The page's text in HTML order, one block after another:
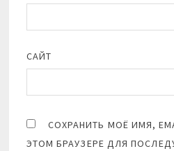
САЙТ
СОХРАНИТЬ МОЁ ИМЯ,
ЭТОМ БРАУЗЕРЕ ДЛЯ